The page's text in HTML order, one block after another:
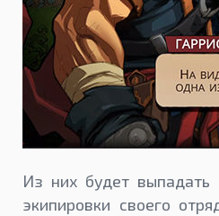
Из них будет
экипировки своего